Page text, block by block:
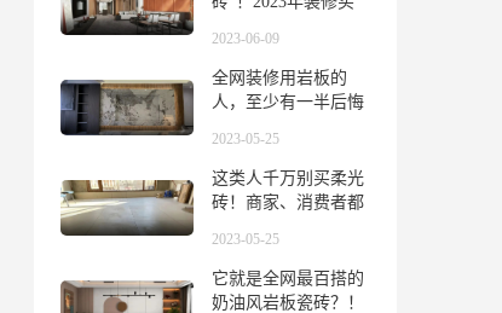
2023-06-09
全网装修用岩板的
人，至少有一半后悔
2023-05-25
这类人千万别买柔光
砖！商家、消费者都
2023-05-25
它就是全网最百搭的
奶油风岩板瓷砖？！